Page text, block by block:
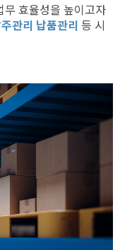
무 효율성을 높이고자
관리 납품관리 등 시